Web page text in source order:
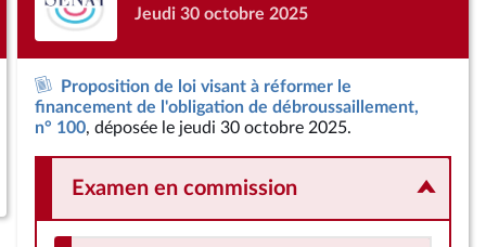
Jeudi 30 octobre 2025
Proposition de loi visant à réformer le
financement de l'obligation de débroussaillement,
n° 100, déposée le jeudi 30 octobre 2025.
Examen en commission